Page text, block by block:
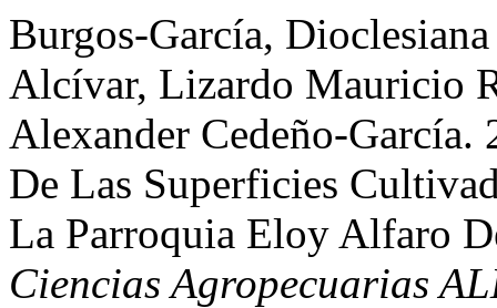
Burgos-García,
Alcívar, Lizardo Mauricio
Alexander Cedeño-
De Las Superficies
La Parroquia Eloy Alfaro
Ciencias Agropecuarias